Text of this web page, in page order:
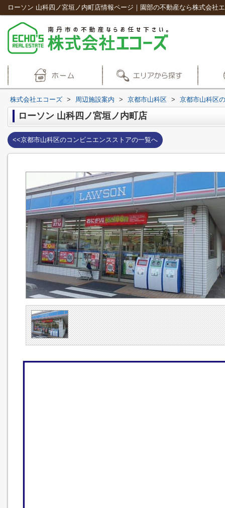
ローソン 山科四ノ宮垣ノ内町店情報ページ｜園部の不動産なら株式会社
株式会社エコーズ > 周辺施設案内 > 京都市山科区 > 京都市山科区
ローソン 山科四ノ宮垣ノ内町店
<<京都市山科区のコンビニエンスストアの一覧へ